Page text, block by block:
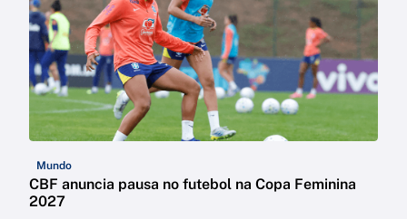
Mundo
CBF anuncia pausa no futebol na Copa Feminina
2027